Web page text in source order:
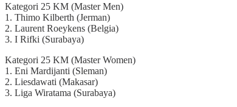
Kategori 25 KM (Master Men)
1. Thimo Kilberth (Jerman)
2. Laurent Roeykens (Belgia)
3. I Rifki (Surabaya)
Kategori 25 KM (Master Women)
1. Eni Mardijanti (Sleman)
2. Liesdawati (Makasar)
3. Liga Wiratama (Surabaya)